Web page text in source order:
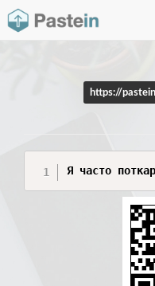
https://
Я часто